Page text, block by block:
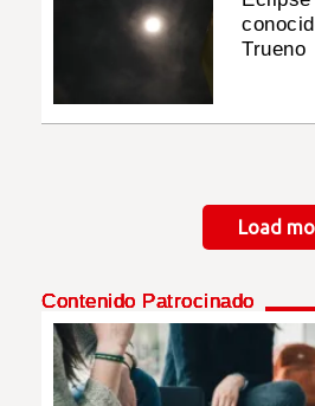
Trueno
Load
Contenido Patrocinado